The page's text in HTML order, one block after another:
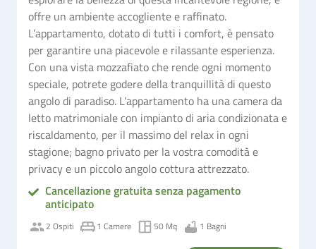
offre un ambiente accogliente e raffinato.
L’appartamento, dotato di tutti i comfort, è pensato
per garantire una piacevole e rilassante esperienza.
Con una vista mozzafiato che rende ogni momento
speciale, potrete godere della tranquillità di questo
angolo di paradiso. L’appartamento ha una camera da
letto matrimoniale con impianto di aria condizionata e
riscaldamento, per il massimo del relax in ogni
stagione; bagno privato per la vostra comodità e
privacy e un piccolo angolo cottura attrezzato.
Cancellazione gratuita senza pagamento
anticipato
2 Ospiti 1 Camere 50 Mq 1 Bagni